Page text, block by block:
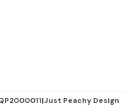
|Just Peachy Design